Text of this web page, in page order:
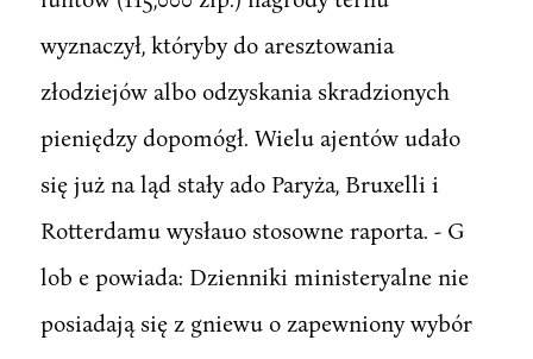
wyznaczył, któryby do aresztowania
złodziejów albo odzyskania skradzionych
pieniędzy dopomógł. Wielu ajentów udało
się już na ląd stały ado Paryża, Bruxelli i
Rotterdamu wysłauo stosowne raporta. - G
lob e powiada: Dzienniki ministeryalne nie
posiadają się z gniewu o zapewniony wybór